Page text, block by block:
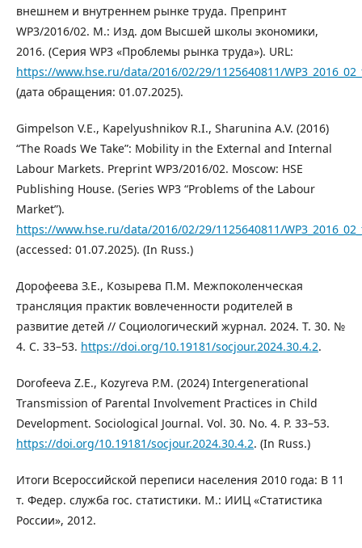
внешнем и внутреннем рынке труда. Препринт
WP3/2016/02. М.: Изд. дом Высшей школы экономики,
2016. (Серия WP3 «Проблемы рынка труда»). URL:
https://www.hse.ru/data/2016/02/29/1125640811/
(дата обращения: 01.07.2025).
Gimpelson V.E., Kapelyushnikov R.I., Sharunina A.V. (2016)
“The Roads We Take”: Mobility in the External and Internal
Labour Markets. Preprint WP3/2016/02. Moscow: HSE
Publishing House. (Series WP3 “Problems of the Labour
Market”).
https://www.hse.ru/data/2016/02/29/1125640811/
(accessed: 01.07.2025). (In Russ.)
Дорофеева З.Е., Козырева П.М. Межпоколенческая
трансляция практик вовлеченности родителей в
развитие детей // Социологический журнал. 2024. Т. 30. №
4. С. 33–53. https://doi.org/10.19181/socjour.2024.30.4.2.
Dorofeeva Z.E., Kozyreva P.M. (2024) Intergenerational
Transmission of Parental Involvement Practices in Child
Development. Sociological Journal. Vol. 30. No. 4. P. 33–53.
https://doi.org/10.19181/socjour.2024.30.4.2. (In Russ.)
Итоги Всероссийской переписи населения 2010 года: В 11
т. Федер. служба гос. статистики. М.: ИИЦ «Статистика
России», 2012.